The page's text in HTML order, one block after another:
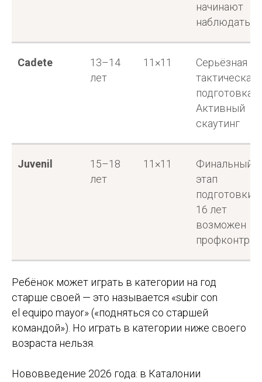
начинают
наблюдать
Cadete
13–14
лет
11×11
Серьёзная
тактическая
подготовка.
Активный
скаутинг
Juvenil
15–18
лет
11×11
Финальный
этап
подготовки.
16 лет
возможен
Ребёнок может играть в категории на год
старше своей — это называется «subir con
el equipo mayor» («подняться со старшей
командой»). Но играть в категории ниже своего
возраста нельзя.
Нововведение 2026 года: в Каталонии